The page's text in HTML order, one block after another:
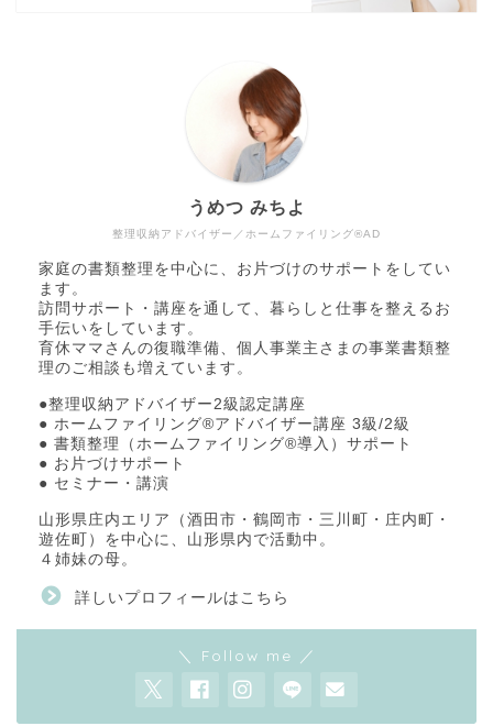
整理収納アドバイザー／ホームファイリング®AD
うめつ みちよ
家庭の書類整理を中心に、お片づけのサポートをしてい
ます。
訪問サポート・講座を通して、暮らしと仕事を整えるお
手伝いをしています。
育休ママさんの復職準備、個人事業主さまの事業書類整
理のご相談も増えています。
●整理収納アドバイザー2級認定講座
● ホームファイリング®アドバイザー講座 3級/2級
● 書類整理（ホームファイリング®導入）サポート
● お片づけサポート
● セミナー・講演
山形県庄内エリア（酒田市・鶴岡市・三川町・庄内町・
遊佐町）を中心に、山形県内で活動中。
４姉妹の母。
詳しいプロフィールはこちら
＼ Follow me ／